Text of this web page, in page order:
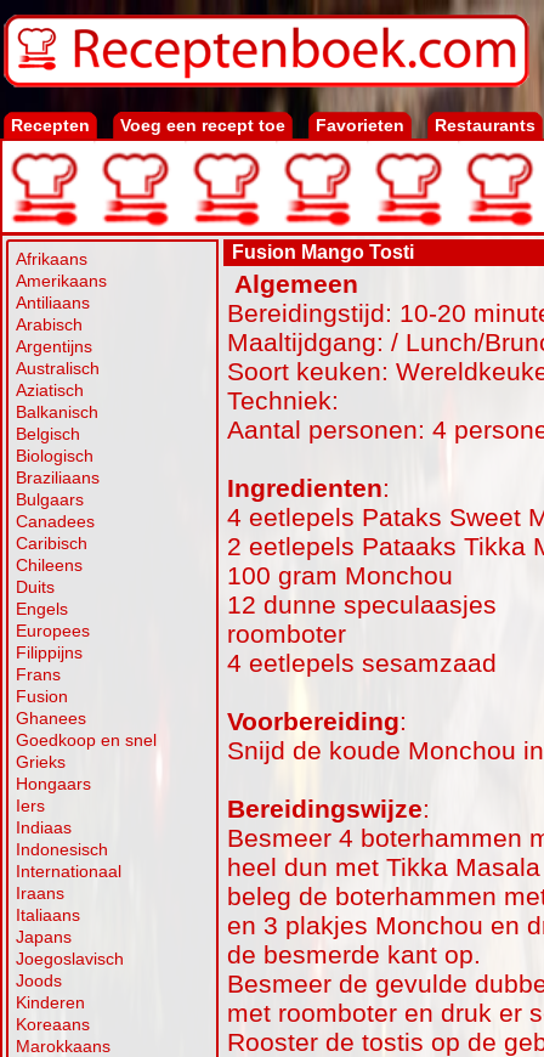
Recepten Voeg een recept toe Favorieten Restaurants
Afrikaans
Amerikaans
Antiliaans
Arabisch
Argentijns
Australisch
Aziatisch
Balkanisch
Belgisch
Biologisch
Braziliaans
Bulgaars
Canadees
Caribisch
Chileens
Duits
Engels
Europees
Filippijns
Frans
Fusion
Ghanees
Goedkoop en snel
Grieks
Hongaars
Iers
Indiaas
Indonesisch
Internationaal
Iraans
Italiaans
Japans
Joegoslavisch
Joods
Kinderen
Koreaans
Marokkaans
Fusion Mango Tosti
Algemeen
Bereidingstijd: 10-20
Maaltijdgang: / Lunch/
Soort keuken:
Techniek:
Aantal personen: 4
Ingredienten:
4 eetlepels Pataks Sweet
2 eetlepels Pataaks Tikka
100 gram Monchou
12 dunne speculaasjes
roomboter
4 eetlepels sesamzaad
Voorbereiding:
Snijd de koude Monchou
Bereidingswijze:
Besmeer 4 boterhammen
heel dun met Tikka
beleg de boterhammen
en 3 plakjes Monchou en
de besmerde kant op.
Besmeer de gevulde
met roomboter en druk er
Rooster de tostis op de